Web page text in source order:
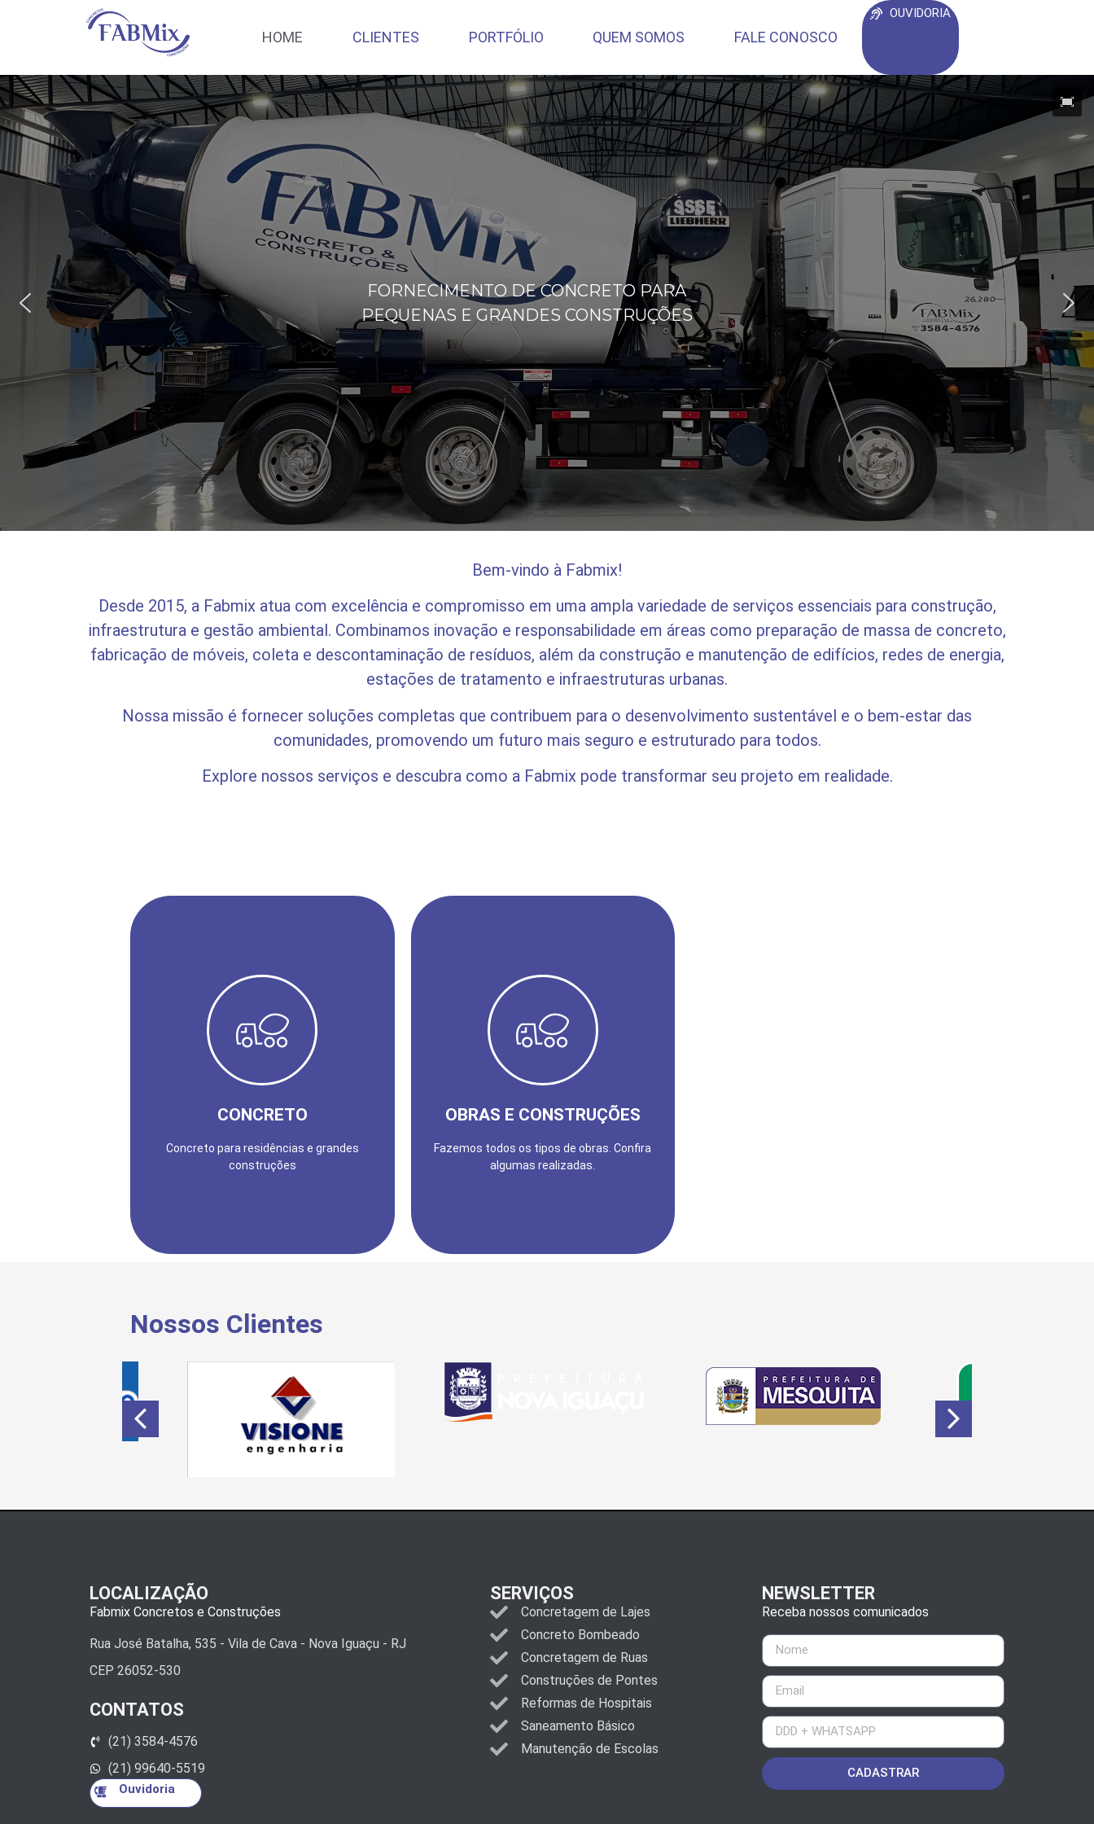
HOME CLIENTES PORTFÓLIO QUEM SOMOS FALE CONOSCO
OUVIDORIA
FORNECIMENTO DE CONCRETO PARA
PEQUENAS E GRANDES CONSTRUÇÕES
Bem-vindo à Fabmix!
Desde 2015, a Fabmix atua com excelência e compromisso em uma ampla variedade de serviços essenciais para construção,
infraestrutura e gestão ambiental. Combinamos inovação e responsabilidade em áreas como preparação de massa de concreto,
fabricação de móveis, coleta e descontaminação de resíduos, além da construção e manutenção de edifícios, redes de energia,
estações de tratamento e infraestruturas urbanas.
Nossa missão é fornecer soluções completas que contribuem para o desenvolvimento sustentável e o bem-estar das
comunidades, promovendo um futuro mais seguro e estruturado para todos.
Explore nossos serviços e descubra como a Fabmix pode transformar seu projeto em realidade.
CONCRETO
Concreto para residências e grandes
construções
SOLICITE SEU ORÇAMENTO CLICANDO
OBRAS E CONSTRUÇÕES
Fazemos todos os tipos de obras. Confira
algumas realizadas.
CONFIRA NOSSO PORTFÓLIO CLICANDO
Nossos Clientes
LOCALIZAÇÃO
Fabmix Concretos e Construções
Rua José Batalha, 535 - Vila de Cava - Nova Iguaçu - RJ
CEP 26052-530
CONTATOS
(21) 3584-4576
(21) 99640-5519
Ouvidoria
SERVIÇOS
Concretagem de Lajes
Concreto Bombeado
Concretagem de Ruas
Construções de Pontes
Reformas de Hospitais
Saneamento Básico
Manutenção de Escolas
NEWSLETTER
Receba nossos comunicados
CADASTRAR